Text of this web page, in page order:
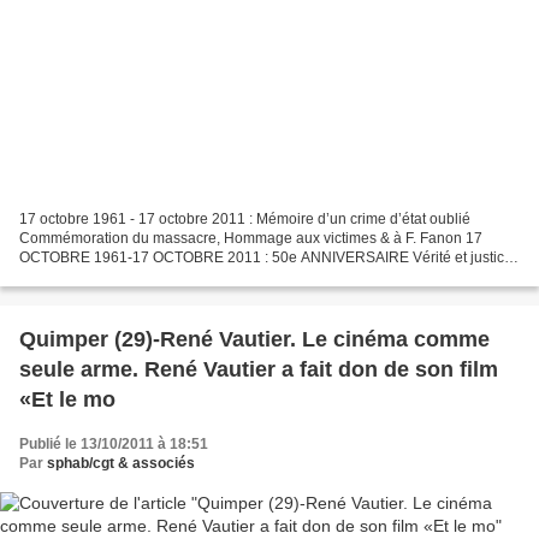
17 octobre 1961 - 17 octobre 2011 : Mémoire d’un crime d’état oublié
Commémoration du massacre, Hommage aux victimes & à F. Fanon 17
OCTOBRE 1961-17 OCTOBRE 2011 : 50e ANNIVERSAIRE Vérité et justice
Quimper (29)-René Vautier. Le cinéma comme
seule arme. René Vautier a fait don de son film
«Et le mo
Publié le 13/10/2011 à 18:51
Par sphab/cgt & associés